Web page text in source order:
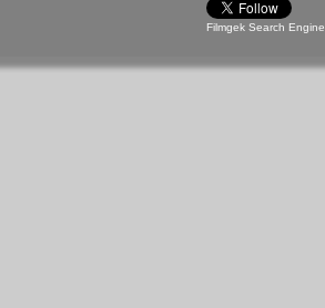
Filmgek Search Engine